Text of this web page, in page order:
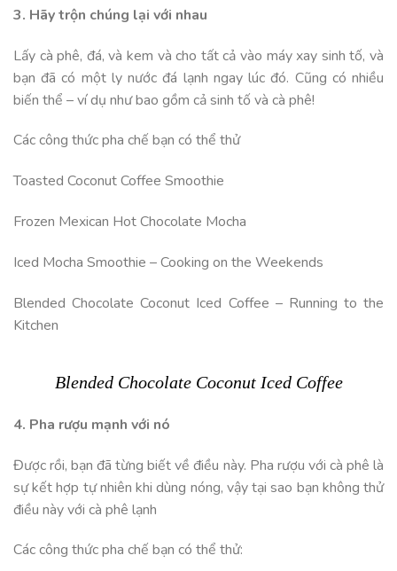
3. Hãy trộn chúng lại với nhau
Lấy cà phê, đá, và kem và cho tất cả vào máy xay sinh tố, và
bạn đã có một ly nước đá lạnh ngay lúc đó. Cũng có nhiều
biến thể – ví dụ như bao gồm cả sinh tố và cà phê!
Các công thức pha chế bạn có thể thử
Toasted Coconut Coffee Smoothie
Frozen Mexican Hot Chocolate Mocha
Iced Mocha Smoothie – Cooking on the Weekends
Blended Chocolate Coconut Iced Coffee – Running to the
Kitchen
Blended Chocolate Coconut Iced Coffee
4. Pha rượu mạnh với nó
Được rồi, bạn đã từng biết về điều này. Pha rượu với cà phê là
sự kết hợp tự nhiên khi dùng nóng, vậy tại sao bạn không thử
điều này với cà phê lạnh
Các công thức pha chế bạn có thể thử: